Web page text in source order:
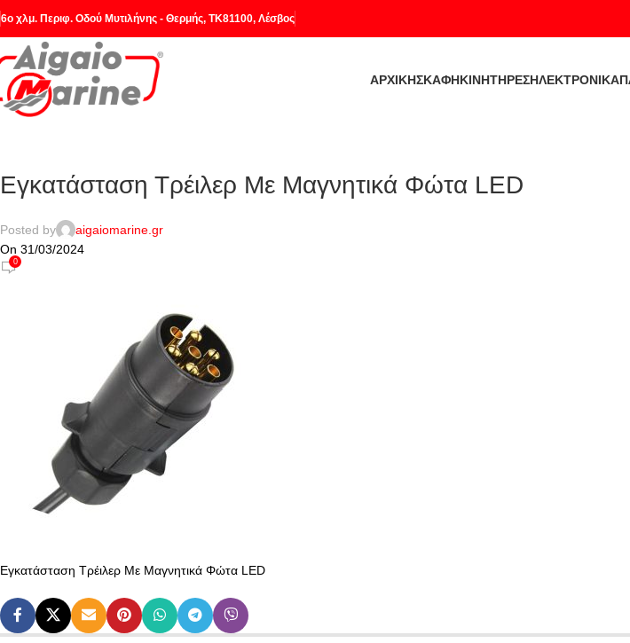
6o χλμ. Περιφ. Οδού Μυτιλήνης - Θερμής, ΤΚ81100, Λέσβος
ΑΡΧΙΚΉΣΚΑΦΗΚΙΝΗΤΗΡΕΣΗΛΕΚΤΡΟΝΙΚΑ
Εγκατάσταση Τρέιλερ Με Μαγνητικά Φώτα LED
Posted by
aigaiomarine.gr
On 31/03/2024
0
Εγκατάσταση Τρέιλερ Με Μαγνητικά Φώτα LED